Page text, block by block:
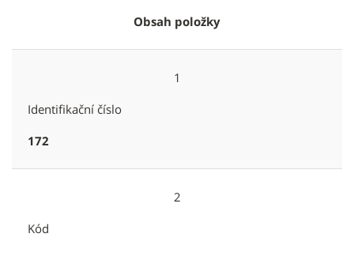
Obsah položky
1
Identifikační číslo
172
2
Kód